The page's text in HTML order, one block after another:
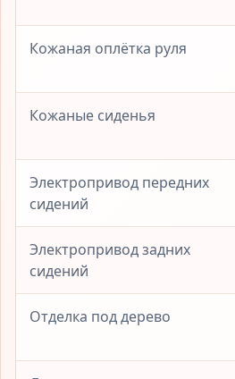
Кожаная оплётка руля
Кожаные сиденья
Электропривод передних
сидений
Электропривод задних
сидений
Отделка под дерево